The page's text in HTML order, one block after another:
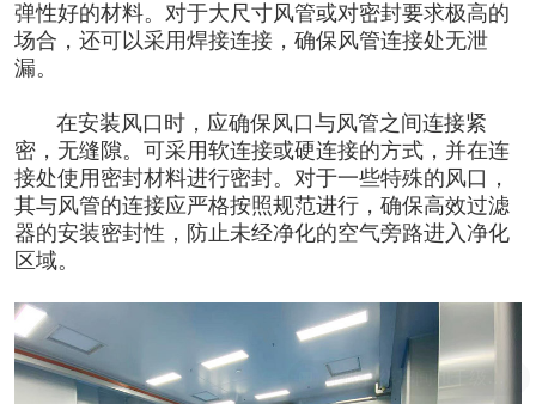
弹性好的材料。对于大尺寸风管或对密封要求极高的
场合，还可以采用焊接连接，确保风管连接处无泄
漏。
在安装风口时，应确保风口与风管之间连接紧
密，无缝隙。可采用软连接或硬连接的方式，并在连
接处使用密封材料进行密封。对于一些特殊的风口，
其与风管的连接应严格按照规范进行，确保高效过滤
器的安装密封性，防止未经净化的空气旁路进入净化
区域。